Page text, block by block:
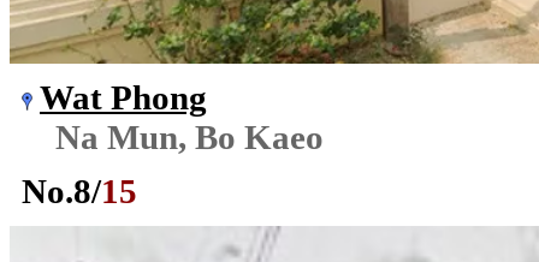
Wat Phong
Na Mun, Bo Kaeo
No.8/15